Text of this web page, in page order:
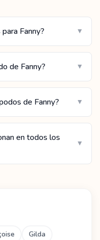
Fanny? ▼
de Fanny? ▼
de Fanny? ▼
en todos los
▼
Gilda